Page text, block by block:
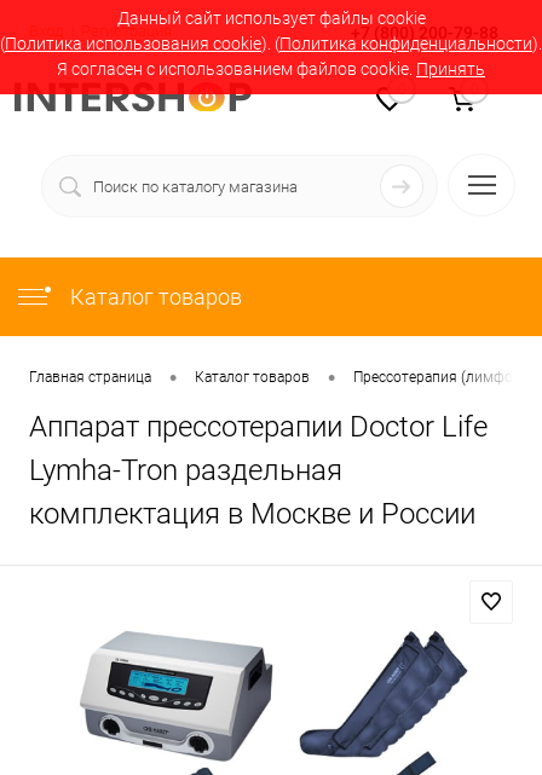
Данный сайт использует файлы cookie
(Политика использования cookie). (Политика конфиденциальности).
Я согласен с использованием файлов cookie. Принять
Вход Регистрация +7 (800) 200-79-88
Каталог товаров
Главная страница • Каталог товаров • Прессотерапия
Аппарат прессотерапии Doctor Life
Lymha-Tron раздельная
комплектация в Москве и России